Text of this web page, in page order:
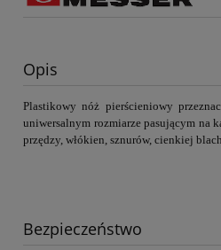
Opis
Plastikowy nóż pierścieniowy
uniwersalnym rozmiarze pasującym na
przędzy, włókien, sznurów, cienkiej
Bezpieczeństwo